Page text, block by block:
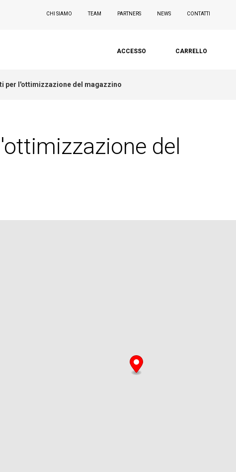
CONTATTI
NEWS
PARTNERS
TEAM
CHI SIAMO
CARRELLO
ACCESSO
per l'ottimizzazione del magazzino
del